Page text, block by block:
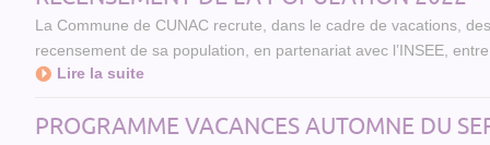
La Commune de CUNAC recrute, dans le cadre de vacations,
recensement de sa population, en partenariat avec l’INSEE,
Lire la suite
PROGRAMME VACANCES AUTOMNE DU